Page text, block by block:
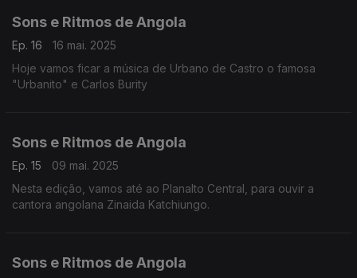
Sons e Ritmos de Angola
Ep. 16
16 mai. 2025
Hoje vamos ficar a música de Urbano de Castro o famosa
"Urbanito" e Carlos Burity
Sons e Ritmos de Angola
Ep. 15
09 mai. 2025
Nesta edição, vamos até ao Planalto Central, para ouvir a
cantora angolana Zinaida Katchiungo.
Sons e Ritmos de Angola